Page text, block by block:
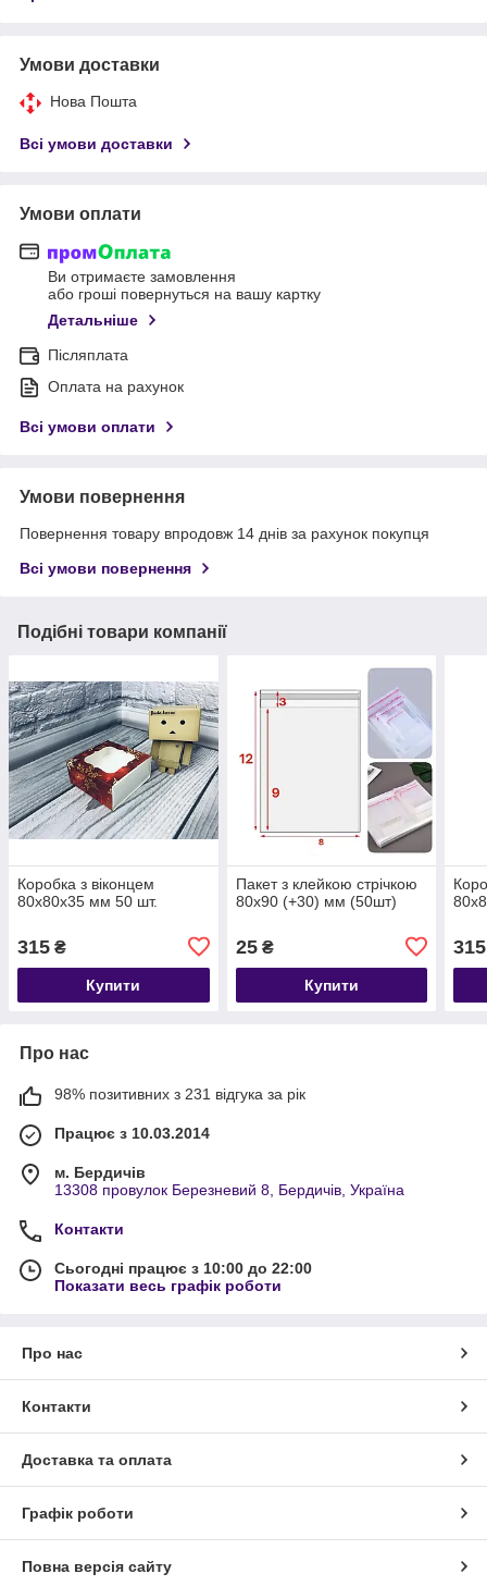
Умови доставки
Нова Пошта
Всі умови доставки
Умови оплати
Ви отримаєте замовлення
або гроші повернуться на вашу картку
Детальніше
Післяплата
Оплата на рахунок
Всі умови оплати
Умови повернення
Повернення товару впродовж 14 днів за рахунок покупця
Всі умови повернення
Подібні товари компанії
Коробка з віконцем
80х80х35 мм 50 шт.
315 ₴
Купити
Пакет з клейкою стрічкою
80х90 (+30) мм (50шт)
25₴
Купити
315
Про нас
98% позитивних з 231 відгука за рік
Працює з 10.03.2014
м. Бердичів
13308 провулок Березневий 8, Бердичів, Україна
Контакти
Сьогодні працює з 10:00 до 22:00
Показати весь графік роботи
Про нас
Контакти
Доставка та оплата
Графік роботи
Повна версія сайту